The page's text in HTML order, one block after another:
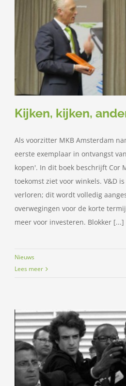
Kijken, kijken,
Als voorzitter MKB Amsterdam
eerste exemplaar in ontvangst
kopen'. In dit boek beschrijft Cor
toekomst ziet voor winkels. V&D
verloren; dit wordt volledig
overwegingen voor de korte
meer voor investeren. Blokker [...]
Nieuws
Lees meer